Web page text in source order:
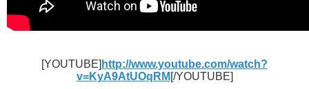
[YOUTUBE] http://www.youtube.com/watch?
v=KyA9AtUOqRM [/YOUTUBE]